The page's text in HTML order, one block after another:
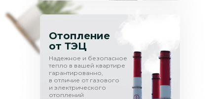
Отопление
от ТЭЦ
Надежное и безопасное
тепло в вашей квартире
гарантированно,
в отличие от газового
и электрического
отоплений